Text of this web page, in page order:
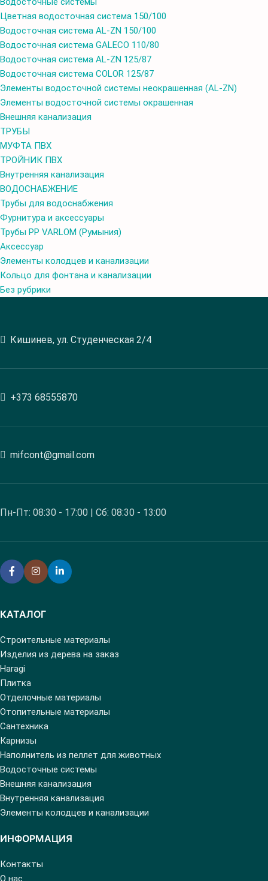
Цветная водосточная система 150/100
Водосточная система AL-ZN 150/100
Водосточная система GALECO 110/80
Водосточная система AL-ZN 125/87
Водосточная система COLOR 125/87
Элементы водосточной системы неокрашенная (AL-ZN)
Элементы водосточной системы окрашенная
Внешняя канализация
ТРУБЫ
МУФТА ПВХ
ТРОЙНИК ПВХ
Внутренняя канализация
ВОДОСНАБЖЕНИЕ
Трубы для водоснабжения
Фурнитура и аксессуары
Трубы PP VARLOM (Румыния)
Аксессуар
Элементы колодцев и канализации
Кольцо для фонтана и канализации
Без рубрики
Кишинев, ул. Студенческая 2/4
+373 68555870
mifcont@gmail.com
Пн-Пт: 08:30 - 17:00 | Сб: 08:30 - 13:00
КАТАЛОГ
Строительные материалы
Изделия из дерева на заказ
Haragi
Плитка
Отделочные материалы
Отопительные материалы
Сантехника
Карнизы
Наполнитель из пеллет для животных
Водосточные системы
Внешняя канализация
Внутренняя канализация
Элементы колодцев и канализации
ИНФОРМАЦИЯ
Контакты
О нас